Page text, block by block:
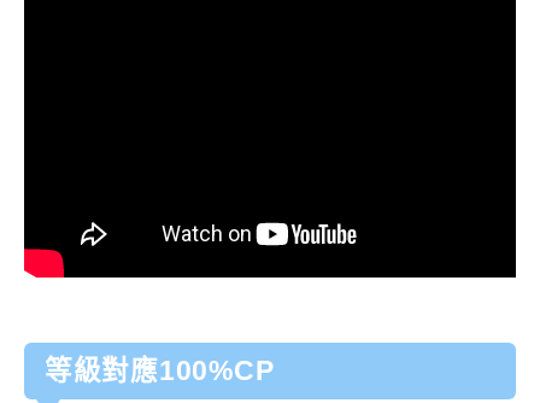
等級對應100%CP